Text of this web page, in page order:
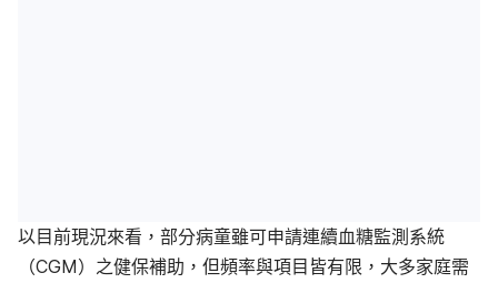
以目前現況來看，部分病童雖可申請連續血糖監測系統
（CGM）之健保補助，但頻率與項目皆有限，大多家庭需